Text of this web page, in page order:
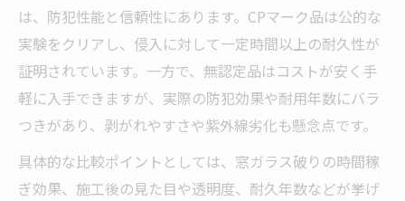
は、防犯性能と信頼性にあります。CPマーク品は公的な
実験をクリアし、侵入に対して一定時間以上の耐久性が
証明されています。一方で、無認定品はコストが安く手
軽に入手できますが、実際の防犯効果や耐用年数にバラ
つきがあり、剥がれやすさや紫外線劣化も懸念点です。
具体的な比較ポイントとしては、窓ガラス破りの時間稼
ぎ効果、施工後の見た目や透明度、耐久年数などが挙げ